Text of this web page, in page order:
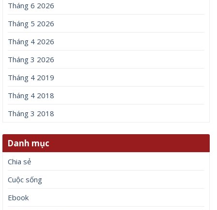
Tháng 6 2026
Tháng 5 2026
Tháng 4 2026
Tháng 3 2026
Tháng 4 2019
Tháng 4 2018
Tháng 3 2018
Danh mục
Chia sẻ
Cuộc sống
Ebook